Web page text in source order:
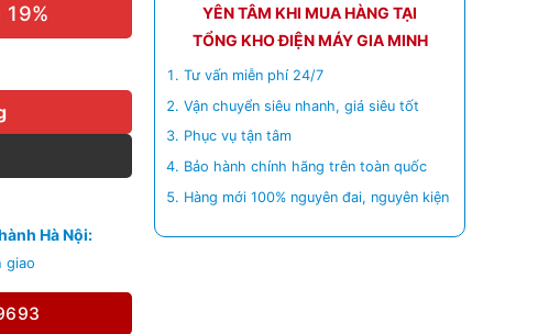
Hà Nội:
giao
YÊN TÂM KHI MUA HÀNG TẠI
TỔNG KHO ĐIỆN MÁY GIA MINH
Tư vấn miễn phí 24/7
Vận chuyển siêu nhanh, giá siêu tốt
Phục vụ tận tâm
Bảo hành chính hãng trên toàn quốc
Hàng mới 100% nguyên đai, nguyên kiện